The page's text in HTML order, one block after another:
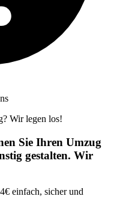
Wir legen los!
Sie Ihren Umzug
gestalten. Wir
einfach, sicher und